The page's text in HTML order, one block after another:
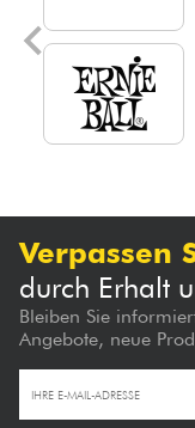
Verpassen
durch Erhalt
Bleiben Sie
Angebote, neue